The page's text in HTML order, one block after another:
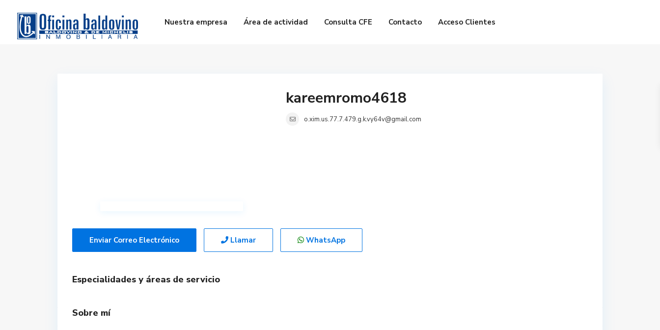
Nuestra empresa Área de actividad Consulta CFE Contacto Acceso Clientes
kareemromo4618
o.xim.us.77.7.479.g.k.vy64v@gmail.com
Enviar Correo Electrónico Llamar WhatsApp
Especialidades y áreas de servicio
Sobre mí